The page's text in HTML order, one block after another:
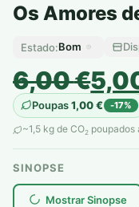
Os Amores
Estado:Bom
6,00€
O
preço
original
era:
6,00 €.
O
preço
atual
é:
5,00 €.
Poupas1,00€ -17%
~1,5 kg de CO2 poupados
SINOPSE
Mostrar Sinopse
plantar árvores reais